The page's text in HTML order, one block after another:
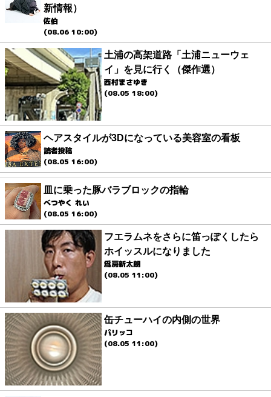
新情報）
佐伯
(08.06 10:00)
土浦の高架道路「土浦ニューウェ
イ」を見に行く（傑作選）
西村まさゆき
(08.05 18:00)
ヘアスタイルが3Dになっている美容室の看板
読者投稿
(08.05 16:00)
皿に乗った豚バラブロックの指輪
べつやく れい
(08.05 16:00)
フエラムネをさらに笛っぽくしたら
ホイッスルになりました
爲房新太朗
(08.05 11:00)
缶チューハイの内側の世界
パリッコ
(08.05 11:00)